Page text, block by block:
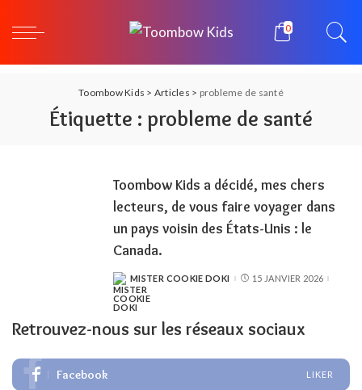
0
Toombow Kids > Articles > probleme de santé
Étiquette : probleme de santé
Toombow Kids a décidé, mes chers
lecteurs, de vous faire voyager dans
un pays voisin des États-Unis : le
Canada.
POSTED
BY
MISTER COOKIE DOKI 15 JANVIER 2026
Retrouvez-nous sur les réseaux sociaux
Facebook LIKER